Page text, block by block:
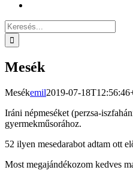
Keresés...
Mesék
Mesékemil2019-07-
Iráni népmeséket (perzsa-
gyermekműsorához.
52 ilyen mesedarabot adtam ott
Most megajándékozom kedves